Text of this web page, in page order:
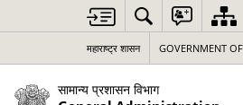
महाराष्ट्र शासन GOVERNMENT
सामान्य प्रशासन विभाग